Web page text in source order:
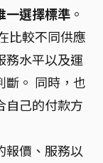
一選擇標準 。
比較不同供應
務水平以及運
斷。 同時，也
自己的付款方
報價、服務以